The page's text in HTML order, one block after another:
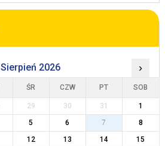
Sierpień 2026 ›
ŚR CZW PT SOB
29 30 31
1
5 6 7
8
12 13 14
15